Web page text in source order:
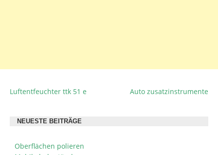
BEITRAGSNAVIGATION
Luftentfeuchter ttk 51 e Auto zusatzinstrumente
NEUESTE BEITRÄGE
Oberflächen polieren